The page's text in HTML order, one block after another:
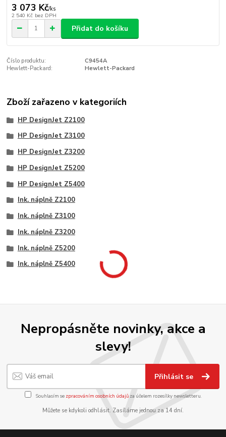
3 073 Kč/ks
2 540 Kč bez DPH
Přidat do košíku
Číslo produktu:
C9454A
Hewlett-Packard:
Hewlett-Packard
Zboží zařazeno v kategoriích
HP DesignJet Z2100
HP DesignJet Z3100
HP DesignJet Z3200
HP DesignJet Z5200
HP DesignJet Z5400
Ink. náplně Z2100
Ink. náplně Z3100
Ink. náplně Z3200
Ink. náplně Z5200
Ink. náplně Z5400
Nepropásněte novinky, akce a
slevy!
Přihlásit se
Souhlasím se zpracováním osobních údajůza účelem rozesílky newsletteru.
Můžete se kdykoli odhlásit. Zasíláme jednou za 14 dní.